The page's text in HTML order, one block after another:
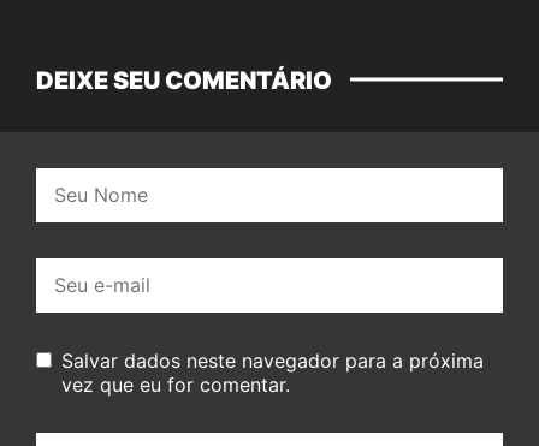
DEIXE SEU COMENTÁRIO
mail:
Salvar dados neste navegador para a próxima
vez que eu for comentar.